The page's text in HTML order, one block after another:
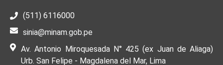
(511) 6116000
sinia@minam.gob.pe
Av. Antonio Miroquesada N° 425 (ex Juan de Aliaga)
Urb. San Felipe - Magdalena del Mar, Lima